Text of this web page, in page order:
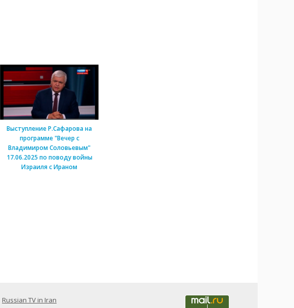
Выступление Р.Сафарова на
программе "Вечер с
Владимиром Соловьевым"
17.06.2025 по поводу войны
Израиля с Ираном
Russian TV in Iran